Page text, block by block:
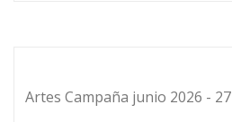
Artes Campaña junio 2026 - 27